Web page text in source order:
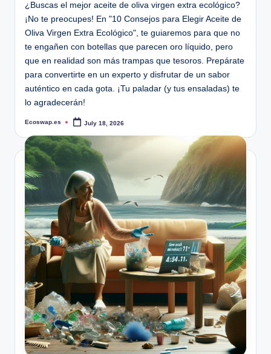
¿Buscas el mejor aceite de oliva virgen extra ecológico?
¡No te preocupes! En "10 Consejos para Elegir Aceite de
Oliva Virgen Extra Ecológico", te guiaremos para que no
te engañen con botellas que parecen oro líquido, pero
que en realidad son más trampas que tesoros. Prepárate
para convertirte en un experto y disfrutar de un sabor
auténtico en cada gota. ¡Tu paladar (y tus ensaladas) te
lo agradecerán!
Posted
Ecoswap.es July 18, 2026